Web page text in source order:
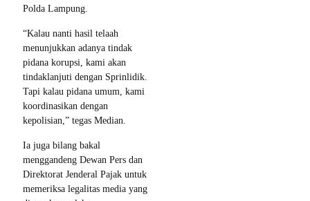
Polda Lampung.
“Kalau nanti hasil telaah
menunjukkan adanya tindak
pidana korupsi, kami akan
tindaklanjuti dengan Sprinlidik.
Tapi kalau pidana umum, kami
koordinasikan dengan
kepolisian,” tegas Median.
Ia juga bilang bakal
menggandeng Dewan Pers dan
Direktorat Jenderal Pajak untuk
memeriksa legalitas media yang